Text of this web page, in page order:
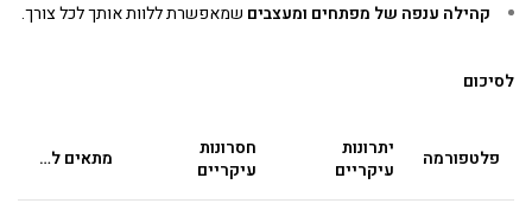
קהילה ענפה של מפתחים ומעצבים שמאפשרת ללוות אותך לכל צורך.
לסיכום
פלטפורמה
יתרונות
עיקריים
חסרונות
עיקריים
מתאים ל…